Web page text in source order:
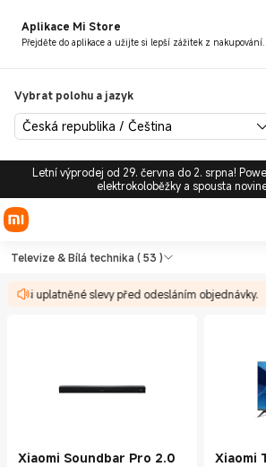
Aplikace Mi Store
Přejděte do aplikace a užijte si lepší zážitek z nakupování.
Vybrat polohu a jazyk
Česká republika / Čeština
Letní výprodej od 29. června do 2. srpna!
elektrokoloběžky a spousta
Shop Televize &
Televize & Bílá technika ( 53 )
si uplatněné slevy před odesláním objednávky.
Shop Televize & Bílá
Xiaomi Soundbar Pro 2.0
Xiaomi